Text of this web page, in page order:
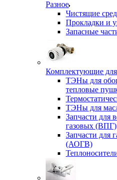
Разное
Чистящие
Прокладки и
Запасные
Комплектующие
ТЭНы для
тепловые
ТЭНы для
Запчасти для
газовых (ВПГ)
Запчасти для
(АОГВ)